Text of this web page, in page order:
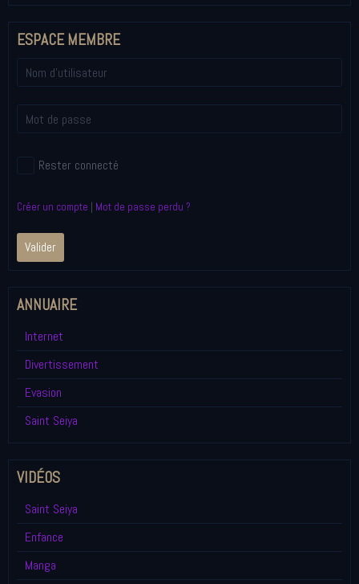
ESPACE MEMBRE
Rester connecté
Créer un compte | Mot de passe perdu ?
Valider
ANNUAIRE
Internet
Divertissement
Evasion
Saint Seiya
VIDÉOS
Saint Seiya
Enfance
Manga